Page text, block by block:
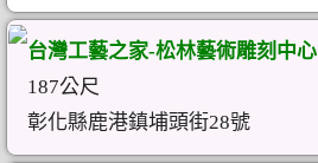
台灣工藝之家-松林藝術雕刻中心
187公尺
彰化縣鹿港鎮埔頭街28號